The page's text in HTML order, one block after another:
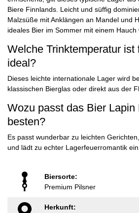
Biere Finnlands. Leicht und süffig
Malzsüße mit Anklängen an Mandel und
ideales Bier im Sommer mit einem
Welche Trinktemperatur ist
ideal?
Dieses leichte internationale Lager wird
klassischen Bierglas oder direkt aus der
Wozu passt das Bier Lapin
besten?
Es passt wunderbar zu leichten
und lädt zu echter Lagerfeuerromantik
Biersorte:
Premium Pilsner
Herkunft: